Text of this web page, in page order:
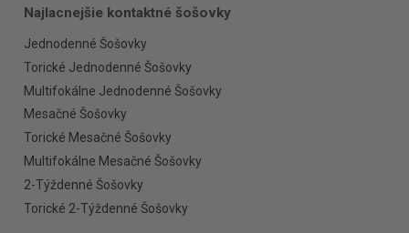
Najlacnejšie kontaktné šošovky
Jednodenné Šošovky
Torické Jednodenné Šošovky
Multifokálne Jednodenné Šošovky
Mesačné Šošovky
Torické Mesačné Šošovky
Multifokálne Mesačné Šošovky
2-Týždenné Šošovky
Torické 2-Týždenné Šošovky